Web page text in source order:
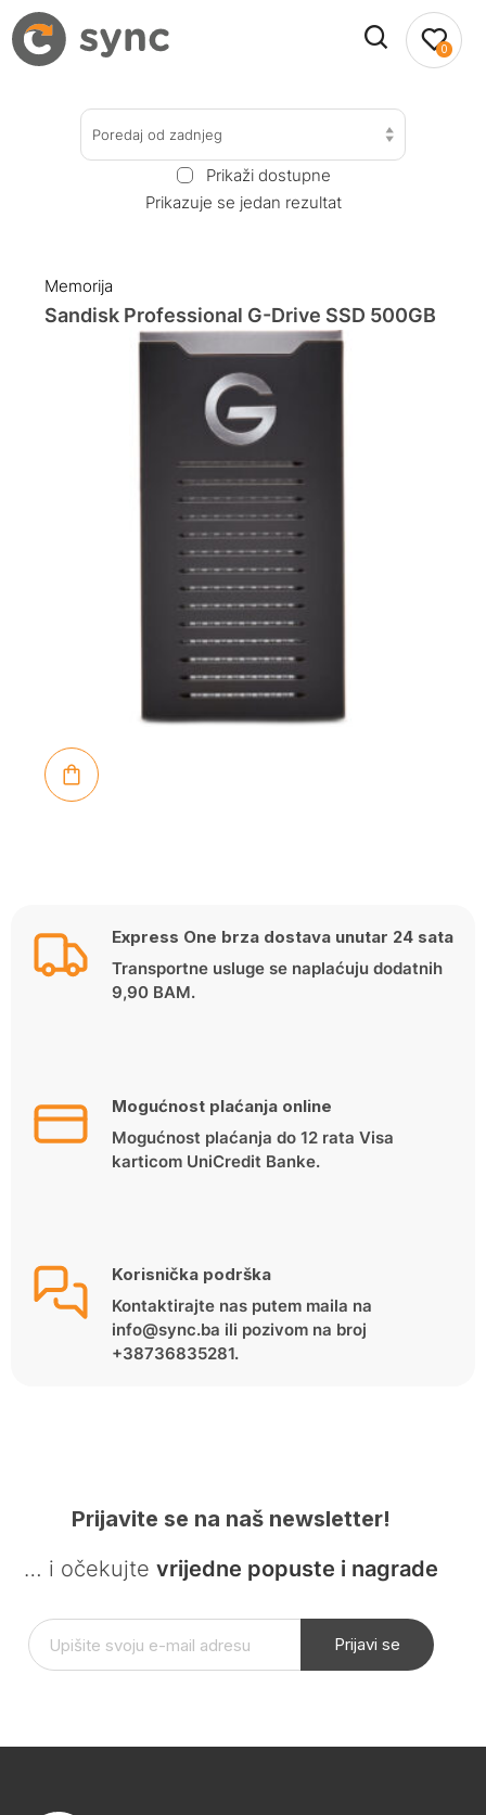
0
Poredaj od zadnjeg
Prikaži dostupne
Prikazuje se jedan rezultat
Memorija
Sandisk Professional G-Drive SSD 500GB
Express One brza dostava unutar 24 sata
Transportne usluge se naplaćuju dodatnih
9,90 BAM.
Mogućnost plaćanja online
Mogućnost plaćanja do 12 rata Visa
karticom UniCredit Banke.
Korisnička podrška
Kontaktirajte nas putem maila na
info@sync.ba ili pozivom na broj
+38736835281.
Prijavite se na naš newsletter!
… i očekujte vrijedne popuste i nagrade
Prijavi se